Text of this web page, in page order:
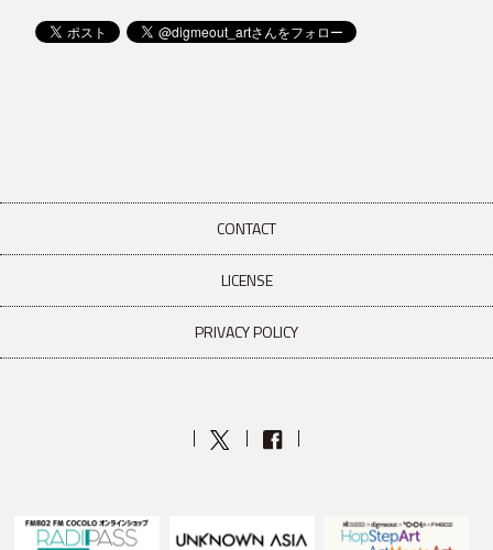
CONTACT
LICENSE
PRIVACY POLICY